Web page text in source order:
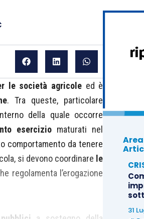
le società agricoleed è
. Tra queste, particolare
della quale occorre
eserciziomaturati nel
comportamento da tenere
si devono coordinare le
regolamenta l’erogazione
31